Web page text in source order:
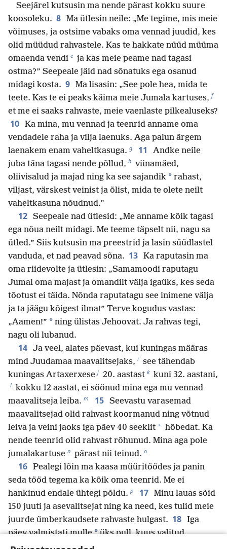
Seejärel kutsusin ma nende pärast kokku suure
koosoleku. 8 Ma ütlesin neile: „Me tegime, mis meie
võimuses, ja ostsime vabaks oma vennad juudid, kes
olid müüdud rahvastele. Kas te hakkate nüüd müüma
omaenda vendi e ja kas meie peame nad tagasi
ostma?” Seepeale jäid nad sõnatuks ega osanud
midagi kosta. 9 Ma lisasin: „See pole hea, mida te
teete. Kas te ei peaks käima meie Jumala kartuses, f
et me ei saaks rahvaste, meie vaenlaste pilkealuseks?
10 Ka mina, mu vennad ja teenrid anname oma
vendadele raha ja vilja laenuks. Aga palun ärgem
laenakem enam vaheltkasuga. g 11
Andke neile
juba täna tagasi nende põllud, h viinamäed,
oliivisalud ja majad ning ka see sajandik * rahast,
viljast, värskest veinist ja õlist, mida te olete neilt
vaheltkasuna nõudnud.”
12 Seepeale nad ütlesid: „Me anname kõik tagasi
ega nõua neilt midagi. Me teeme täpselt nii, nagu sa
ütled.” Siis kutsusin ma preestrid ja lasin süüdlastel
vanduda, et nad peavad sõna. 13 Ka raputasin ma
oma riidevolte ja ütlesin: „Samamoodi raputagu
Jumal oma majast ja omandilt välja igaüks, kes seda
tõotust ei täida. Nõnda raputatagu see inimene välja
ja ta jäägu kõigest ilma!” Terve kogudus vastas:
„Aamen!” * ning ülistas Jehoovat. Ja rahvas tegi,
nagu oli lubanud.
14 Ja veel, alates päevast, kui kuningas määras
mind Juudamaa maavalitsejaks, i see tähendab
kuningas Artaxerxese j 20. aastast k kuni 32. aastani,
l kokku 12 aastat, ei söönud mina ega mu vennad
maavalitseja leiba. m 15 Seevastu varasemad
maavalitsejad olid rahvast koormanud ning võtnud
leiva ja veini jaoks iga päev 40 seeklit * hõbedat. Ka
nende teenrid olid rahvast rõhunud. Mina aga pole
jumalakartuse n pärast nii teinud. o
16 Pealegi lõin ma kaasa müüritöödes ja panin
seda tööd tegema ka kõik oma teenrid. Me ei
hankinud endale ühtegi põldu. p 17 Minu lauas sõid
150 juuti ja asevalitsejat ning ka need, kes tulid meie
juurde ümberkaudsete rahvaste hulgast. 18 Iga
päev valmistati mulle *üks pull, kuus valitud
lammast ning linde. Samuti oli meil iga kümne päeva